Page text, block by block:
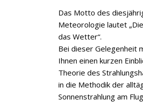
Das Motto des
Meteorologie lautet
das Wetter“.
Bei dieser Gelegenheit
Ihnen einen kurzen
Theorie des
in die Methodik der
Sonnenstrahlung am